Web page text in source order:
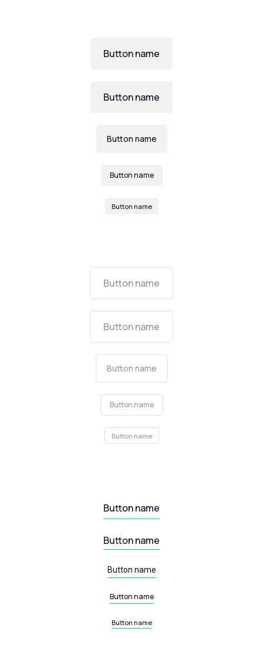
Button name
Button name
Button name
Button name
Button name
Button name
Button name
Button name
Button name
Button name
Button name
Button name
Button name
Button name
Button name